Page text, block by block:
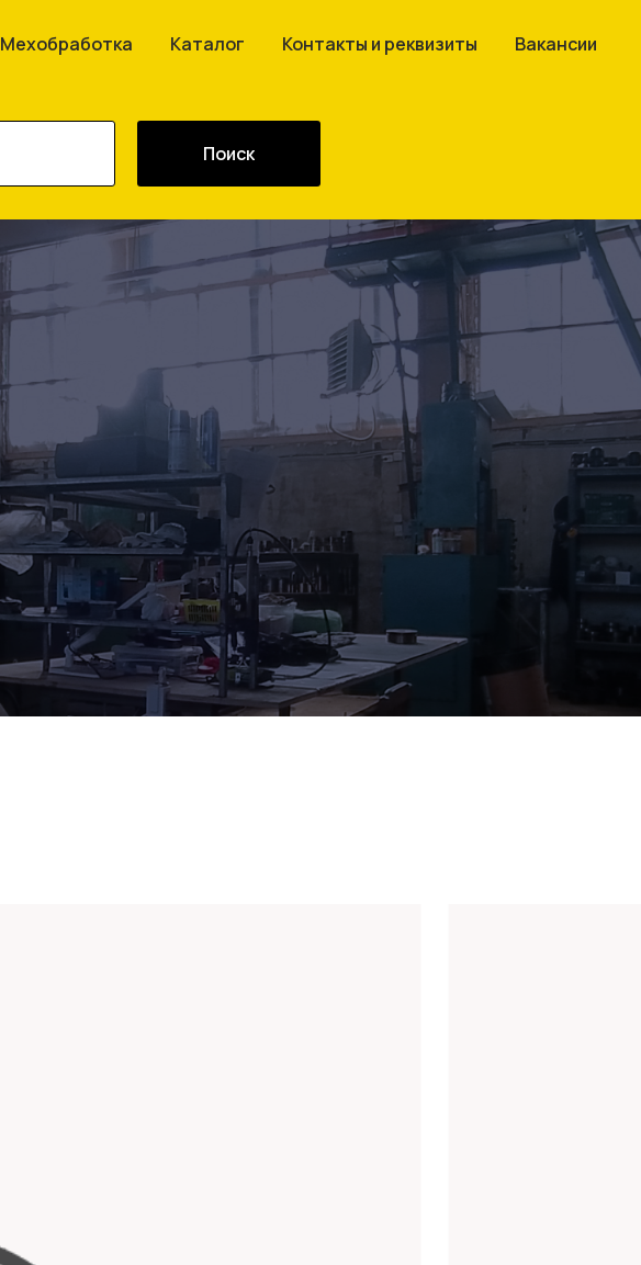
Мехобработка Каталог Контакты и реквизиты Вакансии
Поиск